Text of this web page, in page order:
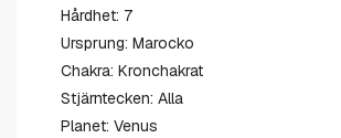
Hårdhet: 7
Ursprung: Marocko
Chakra: Kronchakrat
Stjärntecken: Alla
Planet: Venus